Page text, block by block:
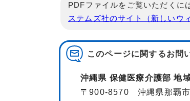
PDFファイルをご覧いただくに
ステムズ社のサイト（新しいウ
このページに関するお問
沖縄県 保健医療介護部 地
〒900-8570 沖縄県那覇市